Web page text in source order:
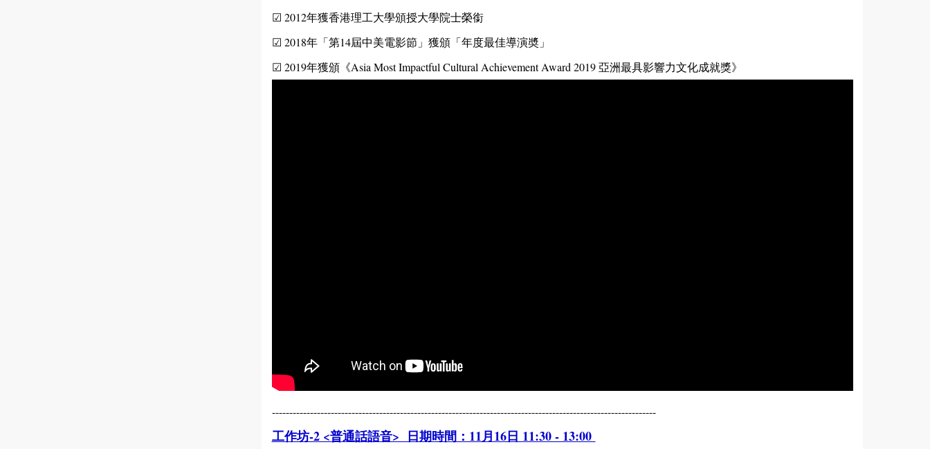
☑ 2012年獲香港理工大學頒授大學院士榮銜
☑ 2018年「第14屆中美電影節」獲頒「年度最佳導演奬」
☑ 2019年獲頒《Asia Most Impactful Cultural Achievement Award 2019 亞洲最具影響力文化成就獎》
---------------------------------------------------------------------------------------------------------------
工作坊-2 <普通話語音> 日期時間：11月16日 11:30 - 13:00